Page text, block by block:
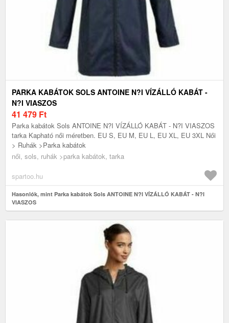
PARKA KABÁTOK SOLS ANTOINE N?I VÍZÁLLÓ KABÁT -
N?I VIASZOS
41 479 Ft
Parka kabátok Sols ANTOINE N?I VÍZÁLLÓ KABÁT - N?I VIASZOS
tarka Kapható női méretben. EU S, EU M, EU L, EU XL, EU 3XL Női
> Ruhák >Parka kabátok
női, sols, ruhák >parka kabátok, tarka
spartoo.hu
Hasonlók, mint Parka kabátok Sols ANTOINE N?I VÍZÁLLÓ KABÁT - N?I
VIASZOS